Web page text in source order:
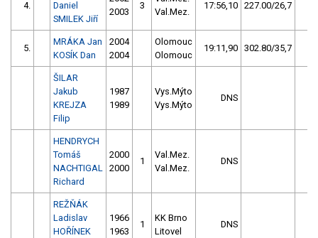
4.
Daniel
SMILEK Jiří
2003
3
Val.Mez.
17:56,10 227.00/26,7
5.
MRÁKA Jan
KOSÍK Dan
2004
2004
Olomouc
Olomouc
19:11,90 302.80/35,7
ŠILAR
Jakub
KREJZA
Filip
1987
1989
Vys.Mýto
Vys.Mýto
DNS
HENDRYCH
Tomáš
NACHTIGAL
Richard
2000
2000
1
Val.Mez.
Val.Mez.
DNS
REŽŇÁK
Ladislav
HOŘÍNEK
1966
1963
1
KK Brno
Litovel
DNS